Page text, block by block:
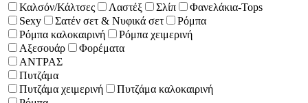
Καλσόν/Κάλτσες
Λαστέξ Σλίπ
Φανελάκια-Tops
Sexy
Σατέν σετ & Νυφικά σετ
Ρόμπα
Ρόμπα καλοκαιρινή
Ρόμπα χειμερινή
Αξεσουάρ
Φορέματα
ΑΝΤΡΑΣ
Πυτζάμα
Πυτζάμα χειμερινή
Πυτζάμα καλοκαιρινή